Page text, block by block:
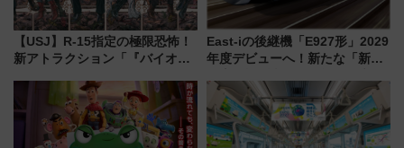
【USJ】R-15指定の極限恐怖！
新アトラクション「『バイオハ
ブ」今秋登場 ―予測不能の恐
怖に泣き叫べ―
East-iの後継機「E927形」2029
年度デビューへ！新たな「新幹
説【JR東日本】